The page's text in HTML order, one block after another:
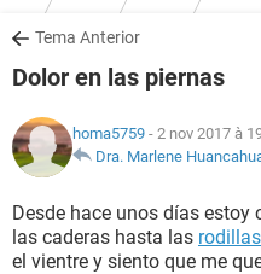
SALUD
NUTRICIÓN
BIENESTAR
Tema Anterior
Dolor en las piernas
homa5759 - 2 nov 2017 à
Dra. Marlene
Desde hace unos días estoy
las caderas hasta las rodillas
el vientre y siento que me